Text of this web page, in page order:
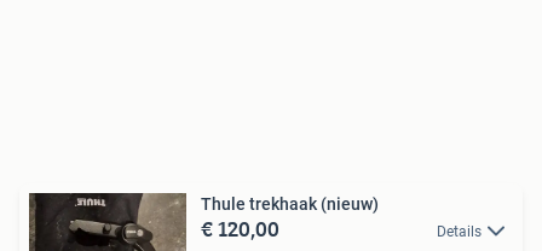
Thule trekhaak (nieuw)
€ 120,00 Details